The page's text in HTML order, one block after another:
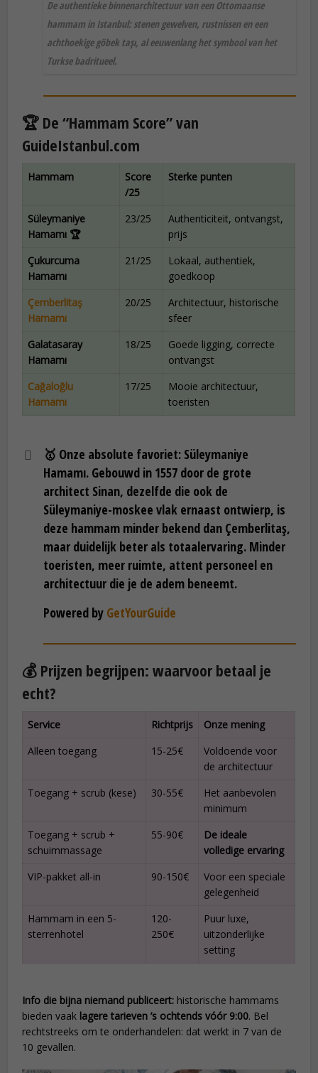
De authentieke binnenarchitectuur van een Ottomaanse
hammam in Istanbul: stenen gewelven, rustnissen en een
achthoekige göbek taşı, al eeuwenlang het symbool van het
Turkse badritueel.
🏆 De “Hammam Score” van
GuideIstanbul.com
Hammam
Score
/25
Sterke punten
Süleymaniye
Hamamı 🏆
23/25
Authenticiteit, ontvangst,
prijs
Çukurcuma
Hamamı
21/25
Lokaal, authentiek,
goedkoop
Çemberlitaş
Hamamı
20/25
Architectuur, historische
sfeer
Galatasaray
Hamamı
18/25
Goede ligging, correcte
ontvangst
Cağaloğlu
Hamamı
17/25
Mooie architectuur,
toeristen
🥇 Onze absolute favoriet: Süleymaniye
Hamamı. Gebouwd in 1557 door de grote
architect Sinan, dezelfde die ook de
Süleymaniye-moskee vlak ernaast ontwierp, is
deze hammam minder bekend dan Çemberlitaş,
maar duidelijk beter als totaalervaring. Minder
toeristen, meer ruimte, attent personeel en
architectuur die je de adem beneemt.
Powered by GetYourGuide
💰 Prijzen begrijpen: waarvoor betaal je
echt?
Service Richtprijs
Onze mening
Alleen toegang
15-25€
Voldoende voor
de architectuur
Toegang + scrub (kese)
30-55€
Het aanbevolen
minimum
Toegang + scrub +
schuimmassage
55-90€
De ideale
volledige ervaring
VIP-pakket all-in
90-150€
Voor een speciale
gelegenheid
Hammam in een 5-
sterrenhotel
120-
250€
Puur luxe,
uitzonderlijke
setting
Info die bijna niemand publiceert: historische hammams
bieden vaak lagere tarieven ’s ochtends vóór 9:00. Bel
rechtstreeks om te onderhandelen: dat werkt in 7 van de
10 gevallen.